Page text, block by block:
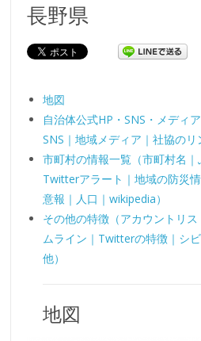
長野県
地図
自治体公式HP・SNS・メディ
SNS｜地域メディア｜社協のリ
市町村の情報一覧（市町村名
Twitterアラート｜地域の防災
意報｜人口｜wikipedia）
その他の特徴（アカウントリ
ムライン｜Twitterの特徴｜シ
他）
地図